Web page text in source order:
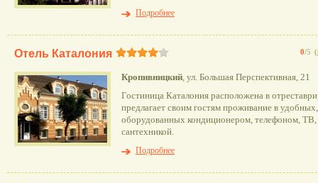
Подробнее
0/5 (
Отель Каталония
Кропивницкий, ул. Большая Перспективная, 21
Гостиница Каталония расположена в
предлагает своим гостям проживание в
оборудованных кондиционером, телефоном,
сантехникой.
Подробнее